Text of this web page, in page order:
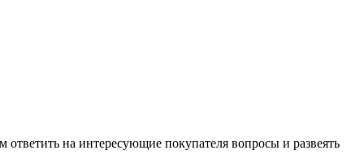
на интересующие покупателя вопросы и развеять